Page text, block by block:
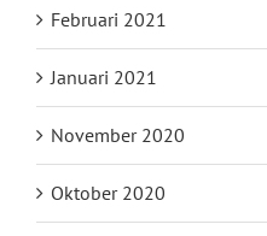
Februari 2021
Januari 2021
November 2020
Oktober 2020